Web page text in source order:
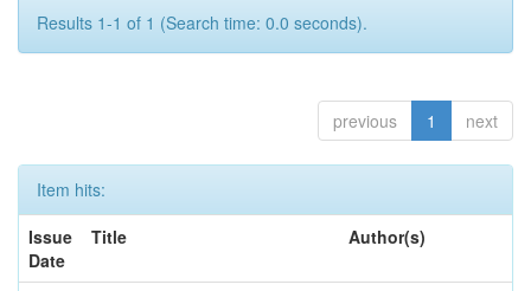
Results 1-1 of 1 (Search time: 0.0 seconds).
previous 1 next
Item hits:
Issue
Date
Title Author(s)